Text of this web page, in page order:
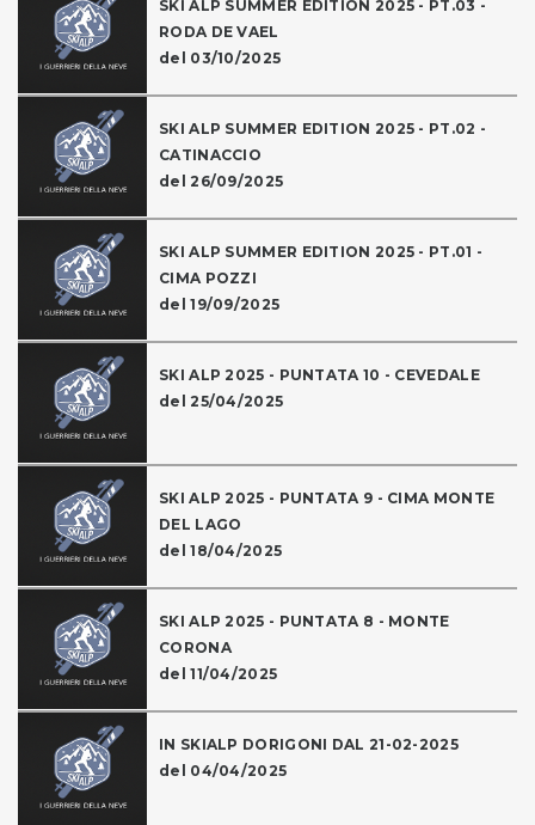
SKI ALP SUMMER EDITION 2025 - PT.03 -
RODA DE VAEL
del 03/10/2025
SKI ALP SUMMER EDITION 2025 - PT.02 -
CATINACCIO
del 26/09/2025
SKI ALP SUMMER EDITION 2025 - PT.01 -
CIMA POZZI
del 19/09/2025
SKI ALP 2025 - PUNTATA 10 - CEVEDALE
del 25/04/2025
SKI ALP 2025 - PUNTATA 9 - CIMA MONTE
DEL LAGO
del 18/04/2025
SKI ALP 2025 - PUNTATA 8 - MONTE
CORONA
del 11/04/2025
IN SKIALP DORIGONI DAL 21-02-2025
del 04/04/2025